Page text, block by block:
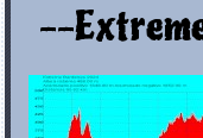
--